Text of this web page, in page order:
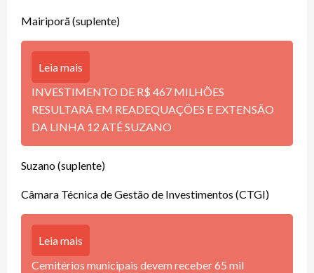
Mairiporã (suplente)
Leia mais
INVESTIMENTO DE R$ 467 MILHÕES
RESULTARÁ EM READEQUAÇÕES E EXTENSÃO
DA LINHA 12 ATÉ SUZANO
Suzano (suplente)
Câmara Técnica de Gestão de Investimentos (CTGI)
Leia mais
Cemitérios municipais devem receber 65 mil